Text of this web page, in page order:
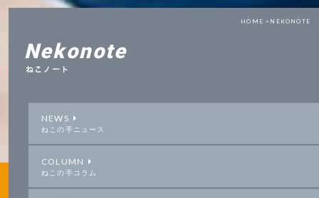
HOME > NEKONOTE
Nekonote
ねこノート
NEWS
ねこの手ニュース
COLUMN
ねこの手コラム